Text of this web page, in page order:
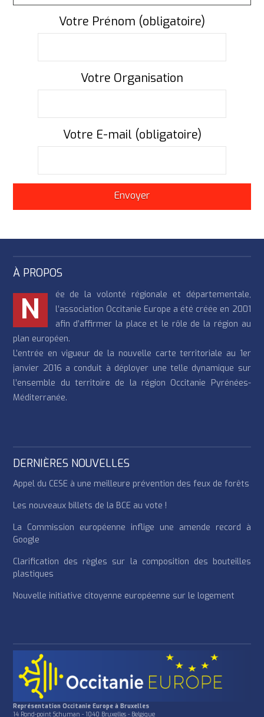
Votre Prénom (obligatoire)
Votre Organisation
Votre E-mail (obligatoire)
À PROPOS
N
ée de la volonté régionale et départementale,
l’association Occitanie Europe a été créée en 2001
afin d’affirmer la place et le rôle de la région au
plan européen.
L’entrée en vigueur de la nouvelle carte territoriale au 1er
janvier 2016 a conduit à déployer une telle dynamique sur
l’ensemble du territoire de la région Occitanie Pyrénées-
Méditerranée.
DERNIÈRES NOUVELLES
Appel du CESE à une meilleure prévention des feux de forêts
Les nouveaux billets de la BCE au vote !
La Commission européenne inflige une amende record à
Google
Clarification des règles sur la composition des bouteilles
plastiques
Nouvelle initiative citoyenne européenne sur le logement
Représentation Occitanie Europe à Bruxelles
14 Rond-point Schuman - 1040 Bruxelles - Belgique